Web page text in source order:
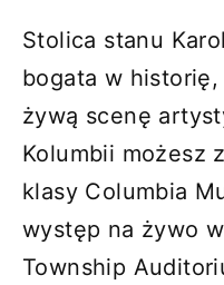
Stolica stanu
bogata w
żywą scenę
Kolumbii możesz
klasy Columbia
występ na żywo
Township